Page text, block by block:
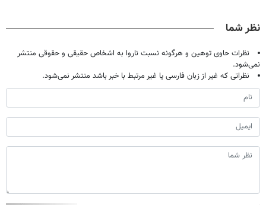
نظر شما
نظرات حاوی توهین و هرگونه نسبت ناروا به اشخاص حقیقی و حقوقی منتشر
نمی‌شود.
نظراتی که غیر از زبان فارسی یا غیر مرتبط با خبر باشد منتشر نمی‌شود.